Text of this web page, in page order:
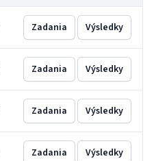
Zadania Výsledky
Zadania Výsledky
Zadania Výsledky
Zadania Výsledky